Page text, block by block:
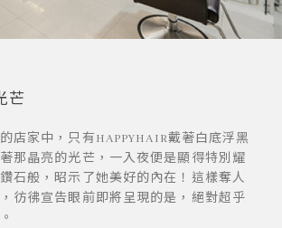
芒
店家中，只有HAPPYHAIR戴著白底浮黑
那晶亮的光芒，一入夜便是顯得特別耀
石般，昭示了她美好的內在！這樣奪人
彷彿宣告眼前即將呈現的是，絕對超乎